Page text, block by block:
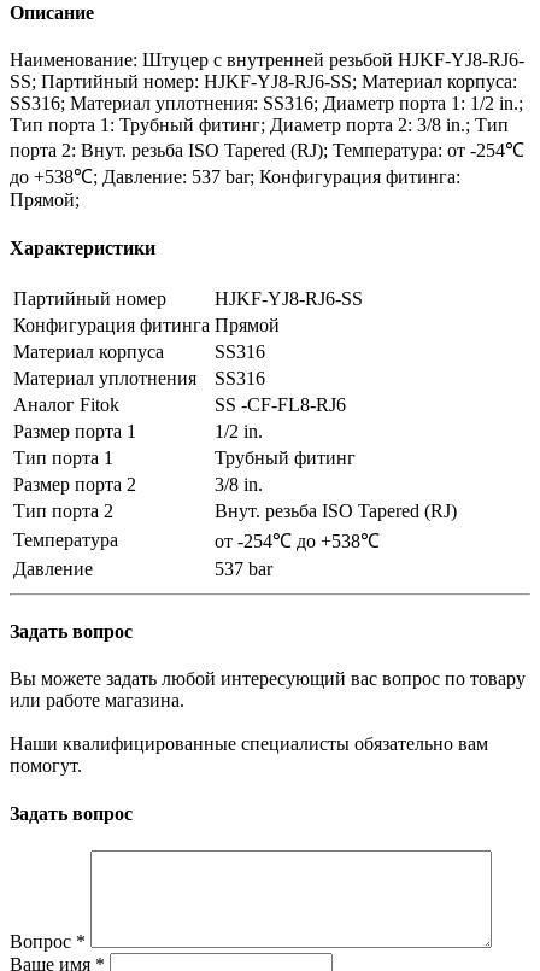
Описание
Наименование: Штуцер с внутренней резьбой HJKF-YJ8-RJ6-
SS; Партийный номер: HJKF-YJ8-RJ6-SS; Материал корпуса:
SS316; Материал уплотнения: SS316; Диаметр порта 1: 1/2 in.;
Тип порта 1: Трубный фитинг; Диаметр порта 2: 3/8 in.; Тип
порта 2: Внут. резьба ISO Tapered (RJ); Температура: от -254℃
до +538℃; Давление: 537 bar; Конфигурация фитинга:
Прямой;
Характеристики
Партийный номер
HJKF-YJ8-RJ6-SS
Конфигурация фитинга Прямой
Материал корпуса
SS316
Материал уплотнения
SS316
Аналог Fitok
SS -CF-FL8-RJ6
Размер порта 1
1/2 in.
Тип порта 1
Трубный фитинг
Размер порта 2
3/8 in.
Тип порта 2
Внут. резьба ISO Tapered (RJ)
Температура
от -254℃ до +538℃
Давление
537 bar
Задать вопрос
Вы можете задать любой интересующий вас вопрос по товару
или работе магазина.
Наши квалифицированные специалисты обязательно вам
помогут.
Задать вопрос
Вопрос *
Ваше имя *